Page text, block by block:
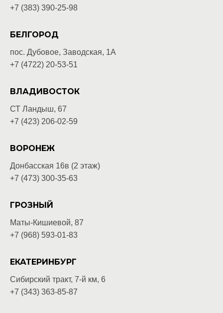
+7 (383) 390-25-98
БЕЛГОРОД
пос. Дубовое, Заводская, 1А
+7 (4722) 20-53-51
ВЛАДИВОСТОК
СТ Ландыш, 67
+7 (423) 206-02-59
ВОРОНЕЖ
Донбасская 16в (2 этаж)
+7 (473) 300-35-63
ГРОЗНЫЙ
Маты-Кишиевой, 87
+7 (968) 593-01-83
ЕКАТЕРИНБУРГ
Сибирский тракт, 7-й км, 6
+7 (343) 363-85-87